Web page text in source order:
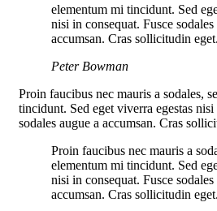
elementum mi tincidunt. Sed
nisi in consequat. Fusce sodales
accumsan. Cras sollicitudin eget.
Peter Bowman
Proin faucibus nec mauris a sodales,
tincidunt. Sed eget viverra egestas
sodales augue a accumsan. Cras
Proin faucibus nec mauris a
elementum mi tincidunt. Sed
nisi in consequat. Fusce sodales
accumsan. Cras sollicitudin eget.